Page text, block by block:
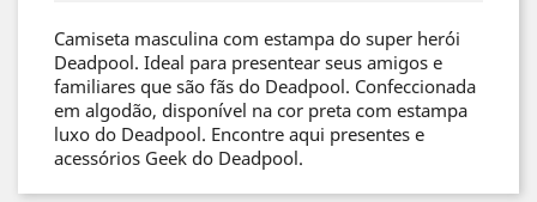
Camiseta masculina com estampa do super herói
Deadpool. Ideal para presentear seus amigos e
familiares que são fãs do Deadpool. Confeccionada
em algodão, disponível na cor preta com estampa
luxo do Deadpool. Encontre aqui presentes e
acessórios Geek do Deadpool.